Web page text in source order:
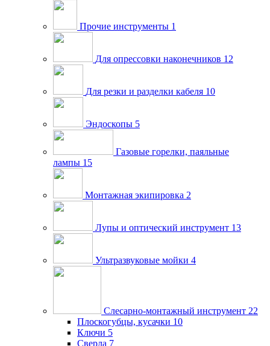
Прочие инструменты 1
Для опрессовки наконечников 12
Для резки и разделки кабеля 10
Эндоскопы 5
Газовые горелки, паяльные
лампы 15
Монтажная экипировка 2
Лупы и оптический инструмент 13
Ультразвуковые мойки 4
Слесарно-монтажный инструмент 22
Плоскогубцы, кусачки 10
Ключи 5
Сверла 7